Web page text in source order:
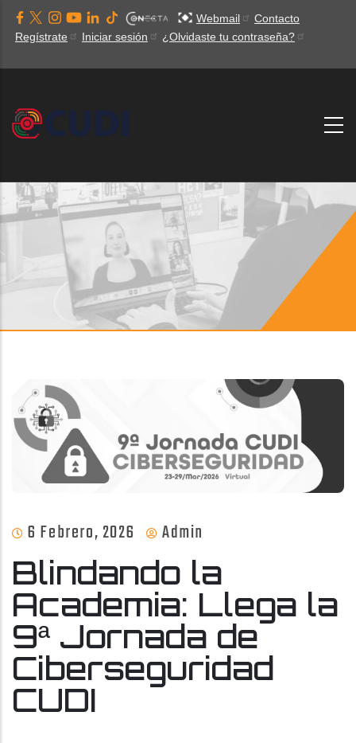
Pasar
Webmail
Contacto
Regístrate
Iniciar sesión ¿Olvidaste tu contraseña?
6 Febrero, 2026 Admin
Blindando la
Academia: Llega la
9ª Jornada de
Ciberseguridad
CUDI